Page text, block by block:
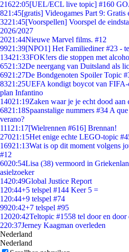
21622:05[UEL/ECL live topic] #160
821:45[gratis] Videogames Part 9: Gratis
3221:45[Voorspellen] Voorspel de
2026/2027
2021:44Nieuwe Marvel films. #12
9921:39[NPO1] Het Familiediner #23 -
13421:33FOK!ers die stoppen met
6521:32De neergang van Duitsland als
6921:27De Bondgenoten Spoiler Topic
8321:25UEFA kondigt boycot van FIFA-
plan Infantino
14021:19Zaken waar je je echt dood
6821:18Spaanstalige nummers #34 A
verano?
111 21:17[Wielrennen #616] Brennan!
27021:15Het enige echte LEGO-topic
16921:13Wat is op dit moment volgens
#12
6020:54Lisa (38) vermoord in
asielzoeker
1420:49Global Justice Report
1 20:44+5 telspel #144 Keer 5 =
1 20:44+9 telspel #74
9920:42+7 telspel #95
12020:42Teltopic #1558 tel door en door
220:37Jerney Kaagman overleden
Nederland
Nederland